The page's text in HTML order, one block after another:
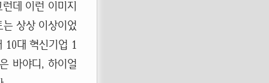
데 이런 이미지
상상 이상이었
10대 혁신기업 1
바야디, 하이얼